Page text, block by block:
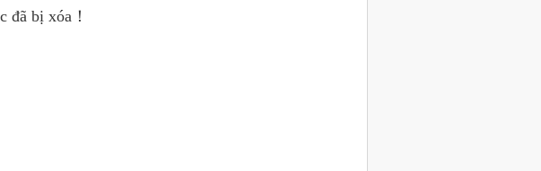
đã bị xóa！